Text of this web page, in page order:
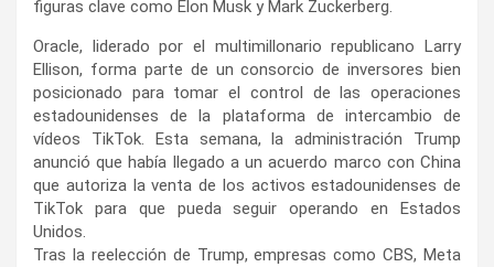
figuras clave como Elon Musk y Mark Zuckerberg.
Oracle, liderado por el multimillonario republicano Larry
Ellison, forma parte de un consorcio de inversores bien
posicionado para tomar el control de las operaciones
estadounidenses de la plataforma de intercambio de
vídeos TikTok. Esta semana, la administración Trump
anunció que había llegado a un acuerdo marco con China
que autoriza la venta de los activos estadounidenses de
TikTok para que pueda seguir operando en Estados
Unidos.
Tras la reelección de Trump, empresas como CBS, Meta